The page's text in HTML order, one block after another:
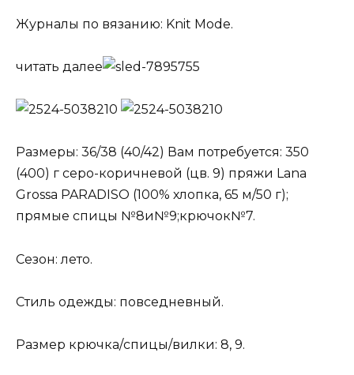
Журналы по вязанию: Knit Mode.
читать далее
Размеры: 36/38 (40/42) Вам потребуется: 350
(400) г серо-коричневой (цв. 9) пряжи Lana
Grossa PARADISO (100% хлопка, 65 м/50 г);
прямые спицы №8и№9;крючок№7.
Сезон: лето.
Стиль одежды: повседневный.
Размер крючка/спицы/вилки: 8, 9.